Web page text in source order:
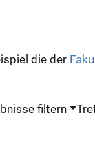
die der
filtern